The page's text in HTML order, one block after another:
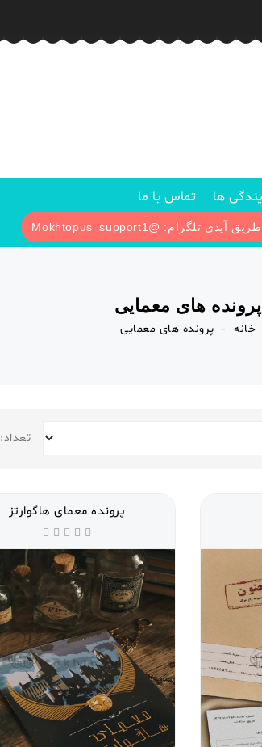
ها تماس با ما
پرونده های معمایی
خانه پرونده های معمایی
تعداد:
پرونده معمای هاگوارتز